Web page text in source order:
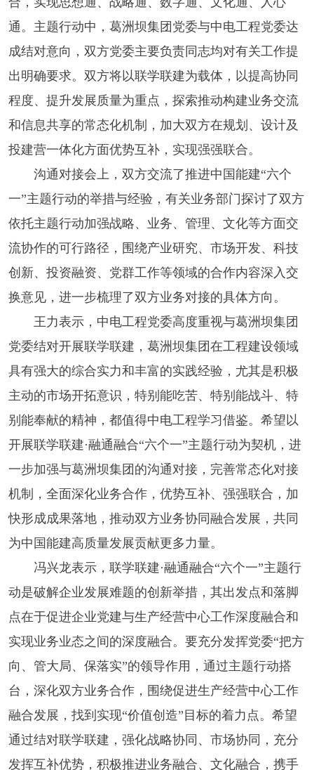
通。主题行动中，葛洲坝集团党委与中电工程党委达
成结对意向，双方党委主要负责同志均对有关工作提
出明确要求。双方将以联学联建为载体，以提高协同
程度、提升发展质量为重点，探索推动构建业务交流
和信息共享的常态化机制，加大双方在规划、设计及
投建营一体化方面优势互补，实现强强联合。
沟通对接会上，双方交流了推进中国能建“六个
一”主题行动的举措与经验，有关业务部门探讨了双方
依托主题行动加强战略、业务、管理、文化等方面交
流协作的可行路径，围绕产业研究、市场开发、科技
创新、投资融资、党群工作等领域的合作内容深入交
换意见，进一步梳理了双方业务对接的具体方向。
王力表示，中电工程党委高度重视与葛洲坝集团
党委结对开展联学联建，葛洲坝集团在工程建设领域
具有强大的综合实力和丰富的实践经验，尤其是积极
主动的市场开拓意识，特别能吃苦、特别能战斗、特
别能奉献的精神，都值得中电工程学习借鉴。希望以
开展联学联建·融通融合“六个一”主题行动为契机，进
一步加强与葛洲坝集团的沟通对接，完善常态化对接
机制，全面深化业务合作，优势互补、强强联合，加
快形成成果落地，推动双方业务协同融合发展，共同
为中国能建高质量发展贡献更多力量。
冯兴龙表示，联学联建·融通融合“六个一”主题行
动是破解企业发展难题的创新举措，其出发点和落脚
点在于促进企业党建与生产经营中心工作深度融合和
实现业务业态之间的深度融合。要充分发挥党委“把方
向、管大局、保落实”的领导作用，通过主题行动搭
台，深化双方业务合作，围绕促进生产经营中心工作
融合发展，找到实现“价值创造”目标的着力点。希望
通过结对联学联建，强化战略协同、市场协同，充分
发挥互补优势，积极推进业务融合、文化融合，携手